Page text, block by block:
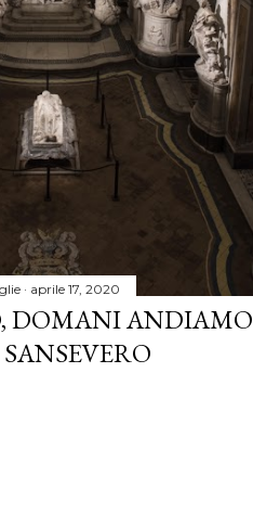
aprile 17, 2020
DOMANI ANDIAMO